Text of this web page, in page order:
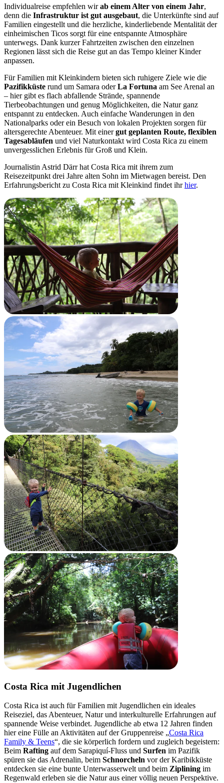
Individualreise empfehlen wirab einem Alter von einem Jahr,
denn die Infrastruktur ist gut ausgebaut, die Unterkünfte sind auf
Familien eingestellt und die herzliche, kinderliebende Mentalität der
einheimischen Ticos sorgt für eine entspannte Atmosphäre
unterwegs. Dank kurzer Fahrtzeiten zwischen den einzelnen
Regionen lässt sich die Reise gut an das Tempo kleiner Kinder
anpassen.
Für Familien mit Kleinkindern bieten sich ruhigere Ziele wie die
Pazifikküste rund um Samara oderLa Fortuna am See Arenal an
– hier gibt es flach abfallende Strände, spannende
Tierbeobachtungen und genug Möglichkeiten, die Natur ganz
entspannt zu entdecken. Auch einfache Wanderungen in den
Nationalparks oder ein Besuch von lokalen Projekten sorgen für
altersgerechte Abenteuer. Mit einergut geplanten Route, flexiblen
Tagesabläufen und viel Naturkontakt wird Costa Rica zu einem
unvergesslichen Erlebnis für Groß und Klein.
Journalistin Astrid Därr hat Costa Rica mit ihrem zum
Reisezeitpunkt drei Jahre alten Sohn im Mietwagen bereist. Den
Erfahrungsbericht zu Costa Rica mit Kleinkind findet ihrhier.
Costa Rica mit Jugendlichen
Costa Rica ist auch für Familien mit Jugendlichen ein ideales
Reiseziel, das Abenteuer, Natur und interkulturelle Erfahrungen auf
spannende Weise verbindet. Jugendliche ab etwa 12 Jahren finden
hier eine Fülle an Aktivitäten auf der Gruppenreise „Costa Rica
Family & Teens“, die sie körperlich fordern und zugleich begeistern:
Beim Rafting auf dem Sarapiquí-Fluss und Surfen im Pazifik
spüren sie das Adrenalin, beim Schnorcheln vor der Karibikküste
entdecken sie eine bunte Unterwasserwelt und beim Ziplining im
Regenwald erleben sie die Natur aus einer völlig neuen Perspektive.